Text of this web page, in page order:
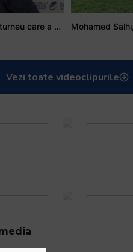
Stejarul Iulian Hartig: A fost un turneu care a unit mai mult echipa
Vezi toate videoclipurile